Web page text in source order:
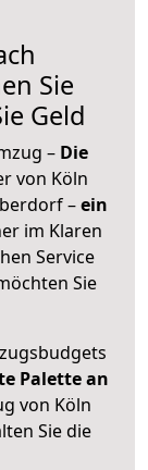
Sie
Geld
– Die
von Köln
–ein
im Klaren
Service
Sie
Palette an
von Köln
Sie die